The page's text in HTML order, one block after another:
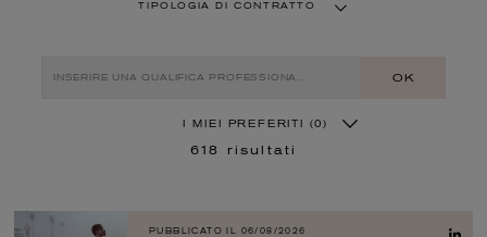
TIPOLOGIA DI CONTRATTO
OK
I MIEI PREFERITI (0)
618 risultati
PUBBLICATO IL 06/08/2026